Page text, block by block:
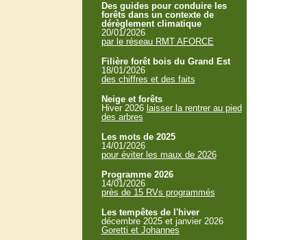
Des guides pour conduire les
forêts dans un contexte de
dérèglement climatique
20/01/2026
par le réseau RMT AFORCE
Filière forêt bois du Grand Est
18/01/2026
des chiffres et des faits
Neige et forêts
Hiver 2026 laisser la rentrer au pied
des arbres
Les mots de 2025
14/01/2026
pour éviter les maux de 2026
Programme 2026
14/01/2026
près de 15 RVs programmés
Les tempêtes de l'hiver
décembre 2025 et janvier 2026
Goretti et Johannes